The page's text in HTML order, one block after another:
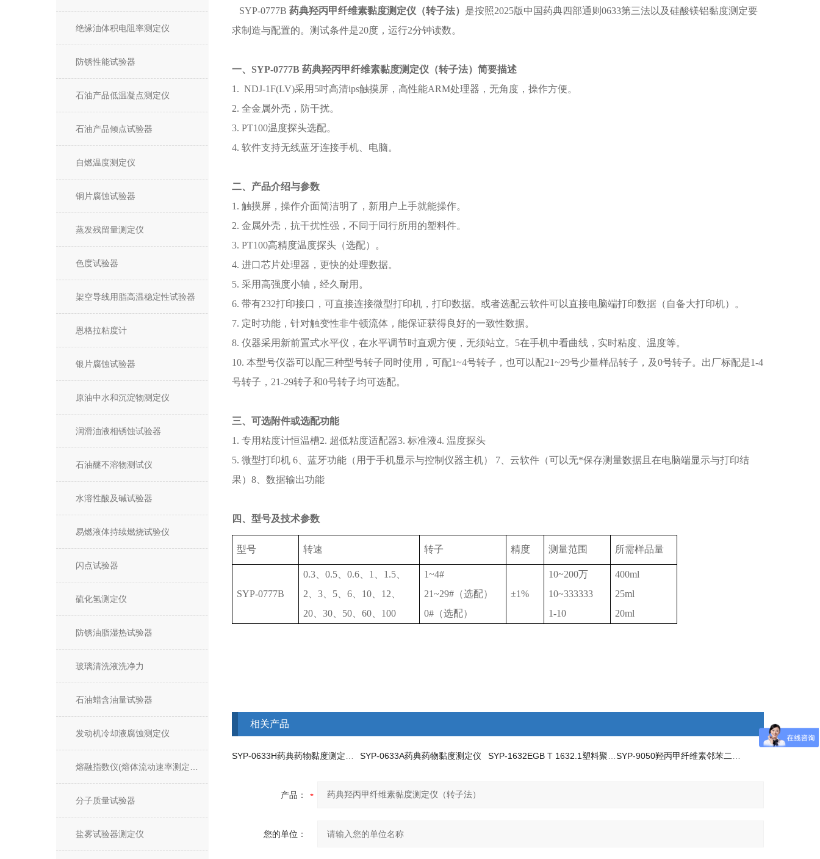
绝缘油体积电阻率测定仪
防锈性能试验器
石油产品低温凝点测定仪
石油产品倾点试验器
自燃温度测定仪
铜片腐蚀试验器
蒸发残留量测定仪
色度试验器
架空导线用脂高温稳定性试验器
恩格拉粘度计
银片腐蚀试验器
原油中水和沉淀物测定仪
润滑油液相锈蚀试验器
石油醚不溶物测试仪
水溶性酸及碱试验器
易燃液体持续燃烧试验仪
闪点试验器
硫化氢测定仪
防锈油脂湿热试验器
玻璃清洗液洗净力
石油蜡含油量试验器
发动机冷却液腐蚀测定仪
分子质量试验器
盐雾试验器测定仪
SYP-0777B 药典羟丙甲纤维素黏度测定仪（转子法） 是按照2025版中国药典四部通则0633第三法以及硅酸镁铝黏度测定要
求制造与配置的。测试条件是20度，运行2分钟读数。
一、SYP-0777B 药典羟丙甲纤维素黏度测定仪（转子法）简要描述
1. NDJ-1F(LV)采用5吋高清ips触摸屏，高性能ARM处理器，无角度，操作方便。
2. 全金属外壳，防干扰。
3. PT100温度探头选配。
4. 软件支持无线蓝牙连接手机、电脑。
二、产品介绍与参数
1. 触摸屏，操作介面简洁明了，新用户上手就能操作。
2. 金属外壳，抗干扰性强，不同于同行所用的塑料件。
3. PT100高精度温度探头（选配）。
4. 进口芯片处理器，更快的处理数据。
5. 采用高强度小轴，经久耐用。
6. 带有232打印接口，可直接连接微型打印机，打印数据。或者选配云软件可以直接电脑端打印数据（自备大打印机）。
7. 定时功能，针对触变性非牛顿流体，能保证获得良好的一致性数据。
8. 仪器采用新前置式水平仪，在水平调节时直观方便，无须站立。5在手机中看曲线，实时粘度、温度等。
10. 本型号仪器可以配三种型号转子同时使用，可配1~4号转子，也可以配21~29号少量样品转子，及0号转子。出厂标配是1-4
号转子，21-29转子和0号转子均可选配。
三、可选附件或选配功能
1. 专用粘度计恒温槽2. 超低粘度适配器3. 标准液4. 温度探头
5. 微型打印机 6、蓝牙功能（用于手机显示与控制仪器主机） 7、云软件（可以无*保存测量数据且在电脑端显示与打印结
果）8、数据输出功能
四、型号及技术参数
型号 转速 转子 精度 测量范围 所需样品量
SYP-0777B
0.3、0.5、0.6、1、1.5、
2、3、5、6、10、12、
20、30、50、60、100
1~4#
21~29#（选配）
0#（选配）
±1%
10~200万
10~333333
1-10
400ml
25ml
20ml
相关产品
SYP-0633A药典药物黏度测定仪
产品：
您的单位：